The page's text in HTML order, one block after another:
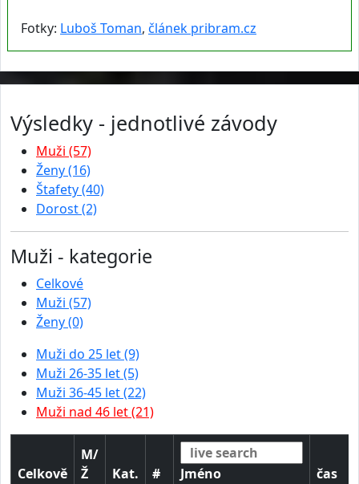
Fotky: Luboš Toman, článek pribram.cz
Výsledky - jednotlivé závody
Muži (57)
Ženy (16)
Štafety (40)
Dorost (2)
Muži - kategorie
Celkové
Muži (57)
Ženy (0)
Muži do 25 let (9)
Muži 26-35 let (5)
Muži 36-45 let (22)
Muži nad 46 let (21)
Celkově
M/
Ž
Kat. # Jméno
čas